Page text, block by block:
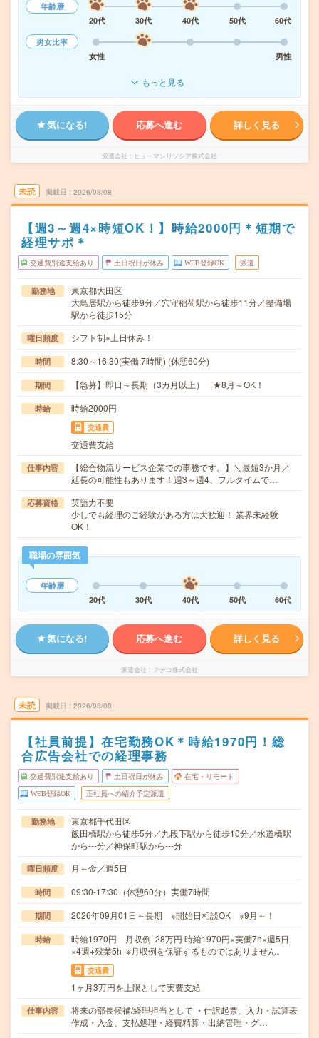
年齢層
20代
30代 40代 50代
60代
男女比率
女性
男性
もっと見る
気になる! 応募へ進む 詳しく見る
派遣会社 ヒューマンリソシア株式会社
未読 掲載日 2026/08/08
【週3～週4×時短OK！】時給2000円＊短期で
経理サポ＊
交通費別途支給あり 土日祝日が休み WEB登録OK 派遣
勤務地
東京都大田区
大鳥居駅から徒歩9分／穴守稲荷駅から徒歩11分／整備場
駅から徒歩15分
曜日頻度 シフト制※土日休み！
時間 8:30～16:30(実働:7時間) (休憩60分)
期間 【急募】即日～長期（3カ月以上） ★8月～OK！
時給 時給2000円
交通費
交通費支給
仕事内容
【総合物流サービス企業での事務です。】＼最短3か月／
延長の可能性もあります！週3～週4、フルタイムで…
応募資格
英語力不要
少しでも経理のご経験がある方は大歓迎！ 業界未経験
OK！
職場の雰囲気
年齢層
20代
30代 40代 50代 60代
気になる! 応募へ進む 詳しく見る
派遣会社 アデコ株式会社
未読 掲載日 2026/08/08
【社員前提】在宅勤務OK＊時給1970円！総
合広告会社での経理事務
交通費別途支給あり 土日祝日が休み 在宅・リモート
WEB登録OK 正社員への紹介予定派遣
勤務地
東京都千代田区
飯田橋駅から徒歩5分／九段下駅から徒歩10分／水道橋駅
から---分／神保町駅から---分
曜日頻度 月～金／週5日
時間 09:30-17:30（休憩60分）実働7時間
期間 2026年09月01日～長期 ※開始日相談OK ※9月～！
時給
時給1970円 月収例 28万円 時給1970円×実働7h×週5日
×4週+残業5h ※月収例を保証するものではありません。
交通費
1ヶ月3万円を上限として実費支給
仕事内容
将来の部長候補/経理担当として ・仕訳起票、入力・試算表
作成・入金、支払処理・経費精算・出納管理・グ…